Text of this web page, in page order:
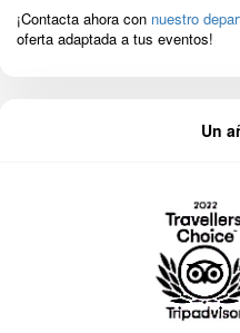
¡Contacta ahora con nuestro
oferta adaptada a tus eventos!
Un